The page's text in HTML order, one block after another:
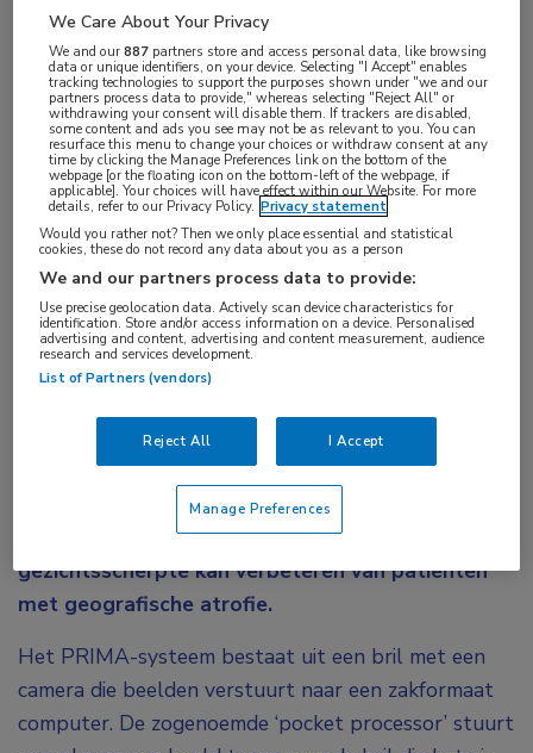
Een nieuw systeem voor de behandeling van
camera die infrarode beelden projecteert op een
onder de macula geïmplanteerde lichtgevoelige
microchip. Nieuwe onderzoeksresultaten van het
PRIMA-systeem laten zien dat dit de
gezichtsscherpte kan verbeteren van patiënten
met geografische atrofie.
Het PRIMA-systeem bestaat uit een bril met een
camera die beelden verstuurt naar een zakformaat
computer. De zogenoemde ‘pocket processor’ stuurt
Vakgebieden:
Oogheelkunde
Aandachtsgebieden:
Netvliesafwijkingen,Vitreoretinale chirurgie
Tags:
atrofie
We Care About Your Privacy
We and our887 partners store and access personal data, like browsing
data or unique identifiers, on your device. Selecting "I Accept" enables
tracking technologies to support the purposes shown under "we and our
partners process data to provide," whereas selecting "Reject All" or
withdrawing your consent will disable them. If trackers are disabled,
some content and ads you see may not be as relevant to you. You can
resurface this menu to change your choices or withdraw consent at any
time by clicking the Manage Preferences link on the bottom of the
webpage [or the floating icon on the bottom-left of the webpage, if
applicable]. Your choices will have effect within our Website. For more
details, refer to our Privacy Policy. Privacy statement
Would you rather not? Then we only place essential and statistical
cookies, these do not record any data about you as a person
We and our partners process data to provide:
Use precise geolocation data. Actively scan device characteristics for
identification. Store and/or access information on a device. Personalised
advertising and content, advertising and content measurement, audience
research and services development.
List of Partners (vendors)
Reject All I Accept
Manage Preferences